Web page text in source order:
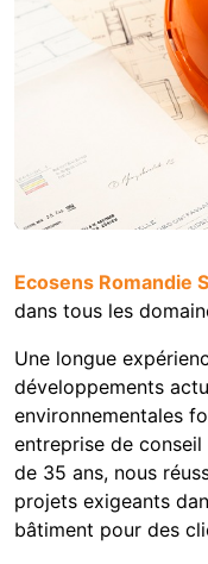
Ecosens Romandie
dans tous les
Une longue
développements
environnementales
entreprise de
de 35 ans, nous
projets exigeants
bâtiment pour des